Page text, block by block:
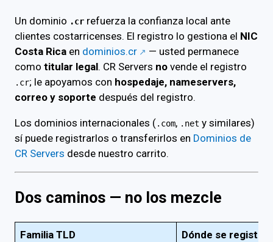
Un dominio .cr refuerza la confianza local ante
clientes costarricenses. El registro lo gestiona el NIC
Costa Rica en dominios.cr
— usted permanece
como titular legal. CR Servers no vende el registro
.cr; le apoyamos con hospedaje, nameservers,
correo y soporte después del registro.
Los dominios internacionales (.com, .net y similares)
sí puede registrarlos o transferirlos en Dominios de
CR Servers desde nuestro carrito.
Dos caminos — no los mezcle
Familia TLD Dónde se registra